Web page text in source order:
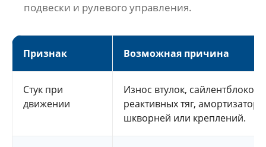
подвески и рулевого управления.
Признак Возможная причина
Стук при
движении
Износ втулок, сайлентблоков,
реактивных тяг,
шкворней или креплений.